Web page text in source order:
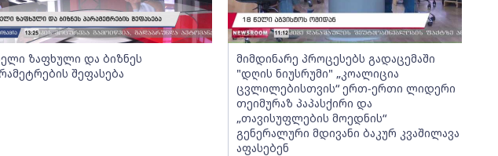
ზაფხული და ბიზნეს
შეფასება
მიმდინარე პროცესებს გადაცემაში
"დღის ნიუსრუმი" „კოალიცია
ცვლილებისთვის“ ერთ-ერთი ლიდერი
თეიმურაზ პაპასქირი და
„თავისუფლების მოედნის“
გენერალური მდივანი ბაკურ კვაშილავა
აფასებენ